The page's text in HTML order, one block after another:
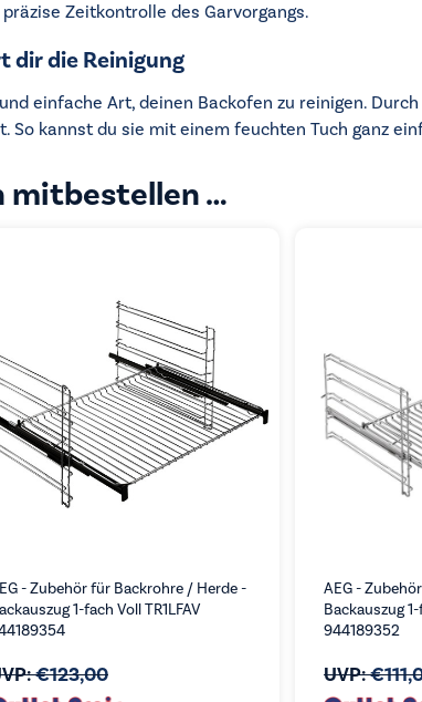
Zeitkontrolle des Garvorgangs.
dir die Reinigung
einfache Art, deinen Backofen zu reinigen.
So kannst du sie mit einem feuchten Tuch ganz
mitbestellen …
- Zubehör für Backrohre / Herde -
1-fach Voll TR1LFAV
€123,00
AEG -
Backauszug
944189352
UVP:€